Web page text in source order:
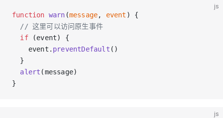
js
function warn (message, event ) {
  // 这里可以访问原生事件
  if
(event) {
    event.
preventDefault ()
  }
  alert
(message)
}
js